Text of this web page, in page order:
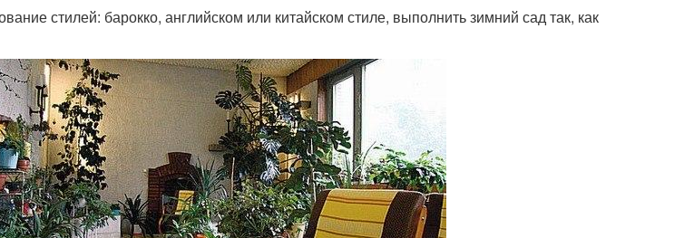
стилей: барокко, английском или китайском стиле, выполнить зимний сад так, как